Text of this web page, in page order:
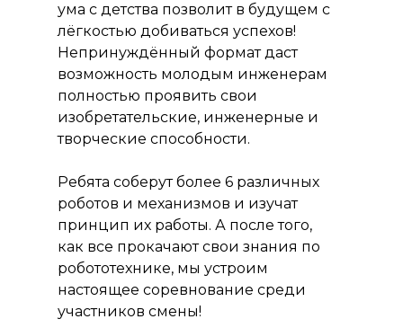
ума с детства позволит в будущем с
лёгкостью добиваться успехов!
Непринуждённый формат даст
возможность молодым инженерам
полностью проявить свои
изобретательские, инженерные и
творческие способности.
Ребята соберут более 6 различных
роботов и механизмов и изучат
принцип их работы. А после того,
как все прокачают свои знания по
робототехнике, мы устроим
настоящее соревнование среди
участников смены!